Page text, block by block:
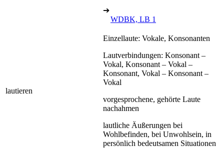
➔
WDBK, LB 1
lautieren
Einzellaute: Vokale, Konsonanten
Lautverbindungen: Konsonant –
Vokal, Konsonant – Vokal –
Konsonant, Vokal – Konsonant –
Vokal
vorgesprochene, gehörte Laute
nachahmen
lautliche Äußerungen bei
Wohlbefinden, bei Unwohlsein, in
persönlich bedeutsamen Situationen